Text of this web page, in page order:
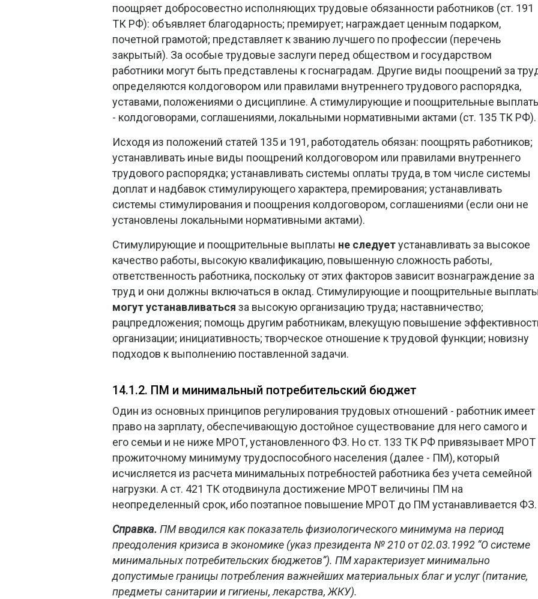
поощряет добросовестно исполняющих трудовые обязанности работников (ст. 191
ТК РФ): объявляет благодарность; премирует; награждает ценным подарком,
почетной грамотой; представляет к званию лучшего по профессии (перечень
закрытый). За особые трудовые заслуги перед обществом и государством
работники могут быть представлены к госнаградам. Другие виды поощрений за
определяются колдоговором или правилами внутреннего трудового распорядка,
уставами, положениями о дисциплине. А стимулирующие и поощрительные
- колдоговорами, соглашениями, локальными нормативными актами (ст. 135 ТК РФ).
Исходя из положений статей 135 и 191, работодатель обязан: поощрять работников;
устанавливать иные виды поощрений колдоговором или правилами внутреннего
трудового распорядка; устанавливать системы оплаты труда, в том числе системы
доплат и надбавок стимулирующего характера, премирования; устанавливать
системы стимулирования и поощрения колдоговором, соглашениями (если они не
установлены локальными нормативными актами).
Стимулирующие и поощрительные выплаты не следуетустанавливать за высокое
качество работы, высокую квалификацию, повышенную сложность работы,
ответственность работника, поскольку от этих факторов зависит вознаграждение за
труд и они должны включаться в оклад. Стимулирующие и поощрительные
могут устанавливаться за высокую организацию труда; наставничество;
рацпредложения; помощь другим работникам, влекущую повышение
организации; инициативность; творческое отношение к трудовой функции; новизну
подходов к выполнению поставленной задачи.
14.1.2. ПМ и минимальный потребительский бюджет
Один из основных принципов регулирования трудовых отношений - работник имеет
право на зарплату, обеспечивающую достойное существование для него самого и
его семьи и не ниже МРОТ, установленного ФЗ. Но ст. 133 ТК РФ привязывает МРОТ
прожиточному минимуму трудоспособного населения (далее - ПМ), который
исчисляется из расчета минимальных потребностей работника без учета семейной
нагрузки. А ст. 421 ТК отодвинула достижение МРОТ величины ПМ на
неопределенный срок, ибо поэтапное повышение МРОТ до ПМ устанавливается ФЗ.
Справка. ПМ вводился как показатель физиологического минимума на период
преодоления кризиса в экономике (указ президента № 210 от 02.03.1992 “О системе
минимальных потребительских бюджетов”). ПМ характеризует минимально
допустимые границы потребления важнейших материальных благ и услуг (питание,
предметы санитарии и гигиены, лекарства, ЖКУ).